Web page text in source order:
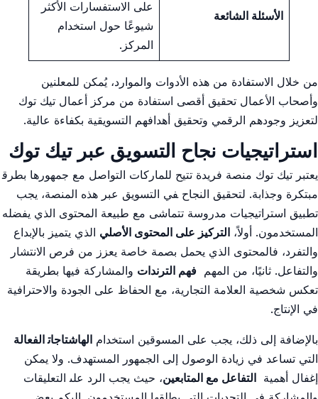
الأسئلة الشائعة
على الاستفسارات الأكثر
شيوعًا ‌حول ⁤استخدام
المركز.
من خلال الاستفادة من⁤ هذه الأدوات والموارد، يُمكن للمعلنين⁢
وأصحاب الأعمال تحقيق أقصى​ استفادة من مركز⁣ أعمال تيك توك
لتعزيز​ وجودهم الرقمي وتحقيق أهدافهم التسويقية‍ بكفاءة عالية.
استراتيجيات نجاح التسويق عبر تيك توك
يعتبر⁤ تيك توك ​منصة فريدة‌ تتيح للماركات ⁤التواصل مع جمهورها بطرق‍
مبتكرة وجذابة. لتحقيق النجاح ‍في التسويق عبر هذه المنصة، ⁣يجب
تطبيق‌ استراتيجيات مدروسة تتماشى مع طبيعة المحتوى الذي يفضله
المستخدمون.‌ أولاً،‌ التركيز‍ على المحتوى‌ الأصلي الذي ⁢يتميز بالإبداع
والتفرد، فالمحتوى الذي⁢ يحمل بصمة خاصة يعزز من⁢ فرص الانتشار⁣
والتفاعل. ثانيًا،​ من المهم ‍ فهم الترندات والمشاركة فيها ‌بطريقة
تعكس شخصية العلامة التجارية،⁣ مع الحفاظ على الجودة‌ والاحترافية
في الإنتاج.
بالإضافة إلى ذلك،⁣ يجب على المسوقين استخدام الهاشتاجات‍ الفعالة
التي​ تساعد في ‌زيادة الوصول إلى الجمهور المستهدف. ولا يمكن
إغفال⁣ أهمية ‌ التفاعل مع ​المتابعين، حيث يجب الرد على‍ التعليقات